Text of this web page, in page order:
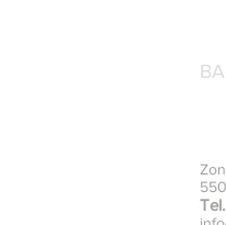
Tel.